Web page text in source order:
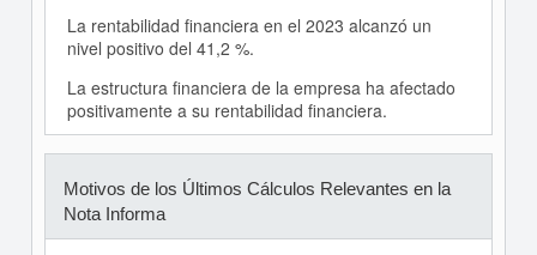
La rentabilidad financiera en el 2023 alcanzó un
nivel positivo del 41,2 %.
La estructura financiera de la empresa ha afectado
positivamente a su rentabilidad financiera.
Motivos de los Últimos Cálculos Relevantes en la
Nota Informa